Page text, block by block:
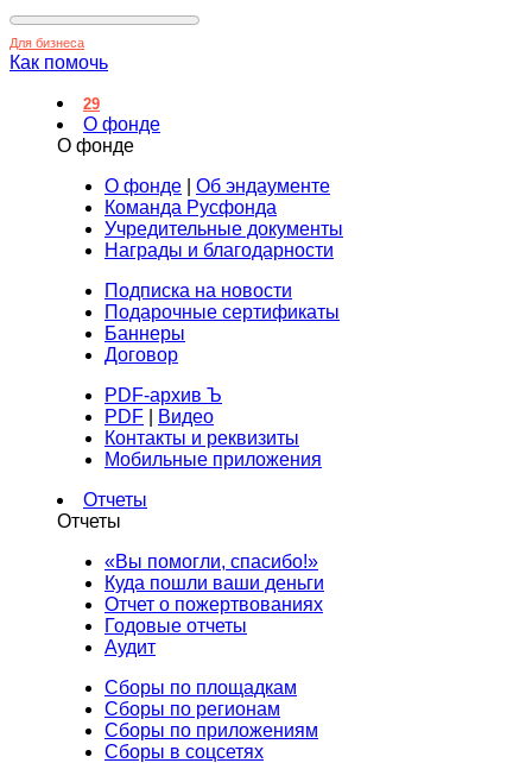
Для бизнеса
Как помочь
29
О фонде
О фонде
О фонде
Об эндаументе
Команда Русфонда
Учредительные документы
Награды и благодарности
Подписка на новости
Подарочные сертификаты
Баннеры
Договор
PDF-архив Ъ
PDF
Видео
Контакты и реквизиты
Мобильные приложения
Отчеты
Отчеты
«Вы помогли, спасибо!»
Куда пошли ваши деньги
Отчет о пожертвованиях
Годовые отчеты
Аудит
Сборы по площадкам
Сборы по регионам
Сборы по приложениям
Сборы в соцсетях